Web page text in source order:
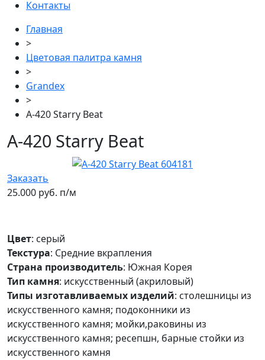
Контакты
Главная
>
Цветовая палитра камня
>
Grandex
>
A-420 Starry Beat
A-420 Starry Beat
Заказать
25.000 руб. п/м
Цвет: серый
Текстура: Средние вкрапления
Страна производитель: Южная Корея
Тип камня: искусственный (акриловый)
Типы изготавливаемых изделий: столешницы из
искусственного камня; подоконники из
искусственного камня; мойки,раковины из
искусственного камня; ресепшн, барные стойки из
искусственного камня